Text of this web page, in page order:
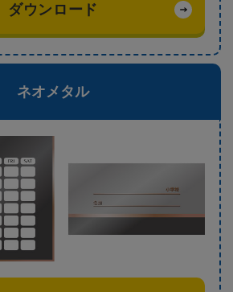
ダウンロード
ネオメタル